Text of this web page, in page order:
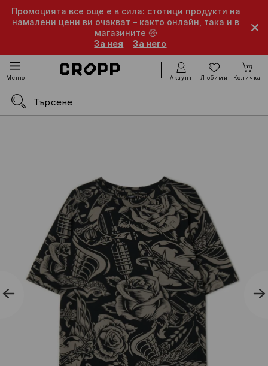
Промоцията все още е в сила: стотици продукти на
намалени цени ви очакват – както онлайн, така и в
магазините 🤑
За нея
За него
Меню Акаунт Любими Количка